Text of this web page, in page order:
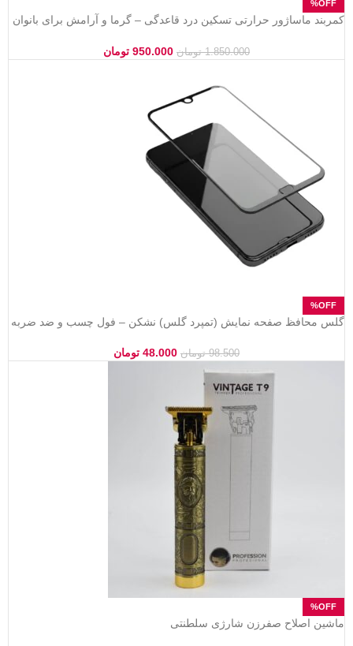
کمربند ماساژور حرارتی تسکین درد قاعدگی – گرما و آرامش برای بانوان
1.850.000 تومان 950.000 تومان
گلس محافظ صفحه نمایش (تمپرد گلس) نشکن – فول چسب و ضد ضربه
98.500 تومان 48.000 تومان
ماشین اصلاح صفرزن شارژی سلطنتی